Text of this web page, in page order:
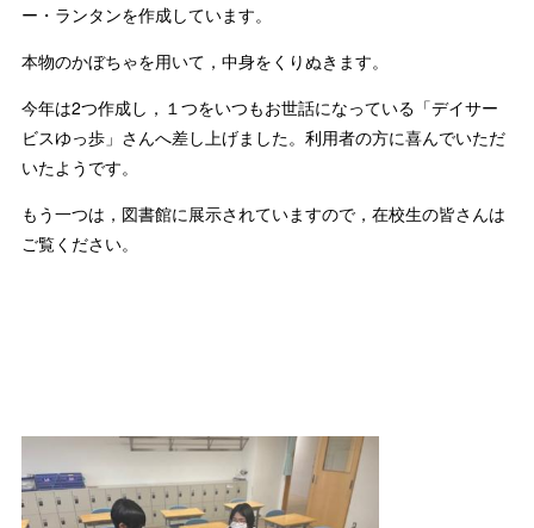
ー・ランタンを作成しています。
本物のかぼちゃを用いて，中身をくりぬきます。
今年は2つ作成し，１つをいつもお世話になっている「デイサー
ビスゆっ歩」さんへ差し上げました。利用者の方に喜んでいただ
いたようです。
もう一つは，図書館に展示されていますので，在校生の皆さんは
ご覧ください。